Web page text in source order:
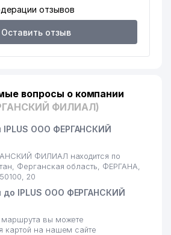
отзывов
Оставить отзыв
вопросы о компании
ФИЛИАЛ)
IPLUS ООО ФЕРГАНСКИЙ
ФИЛИАЛ находится по
Ферганская область, ФЕРГАНА,
20
до IPLUS ООО ФЕРГАНСКИЙ
маршрута вы можете
картой на нашем сайте